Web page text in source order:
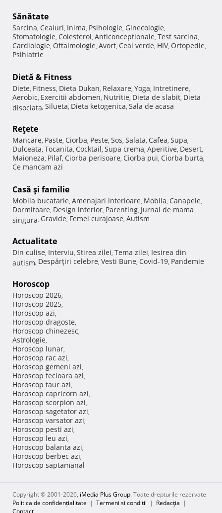
Sănătate
Sarcina, Ceaiuri, Inima, Psihologie, Ginecologie,
Stomatologie, Colesterol, Anticonceptionale, Test sarcina,
Cardiologie, Oftalmologie, Avort, Ceai verde, HIV, Ortopedie,
Psihiatrie
Dietă & Fitness
Diete, Fitness, Dieta Dukan, Relaxare, Yoga, Intretinere,
Aerobic, Exercitii abdomen, Nutritie, Dieta de slabit, Dieta
disociata, Silueta, Dieta ketogenica, Sala de acasa
Reţete
Mancare, Paste, Ciorba, Peste, Sos, Salata, Cafea, Supa,
Dulceata, Tocanita, Cocktail, Supa crema, Aperitive, Desert,
Maioneza, Pilaf, Ciorba perisoare, Ciorba pui, Ciorba burta,
Ce mancam azi
Casă şi familie
Mobila bucatarie, Amenajari interioare, Mobila, Canapele,
Dormitoare, Design interior, Parenting, Jurnal de mama
singura, Gravide, Femei curajoase, Autism
Actualitate
Din culise, Interviu, Stirea zilei, Tema zilei, Iesirea din
autism, Despărţiri celebre, Vesti Bune, Covid-19, Pandemie
Horoscop
Horoscop 2026,
Horoscop 2025,
Horoscop azi,
Horoscop dragoste,
Horoscop chinezesc,
Astrologie,
Horoscop lunar,
Horoscop rac azi,
Horoscop gemeni azi,
Horoscop fecioara azi,
Horoscop taur azi,
Horoscop capricorn azi,
Horoscop scorpion azi,
Horoscop sagetator azi,
Horoscop varsator azi,
Horoscop pesti azi,
Horoscop leu azi,
Horoscop balanta azi,
Horoscop berbec azi,
Horoscop saptamanal
Copyright © 2001-2026, iMedia Plus Group. Toate drepturile rezervate
Politica de confidențialitate | Termeni si conditii | Redacţia |